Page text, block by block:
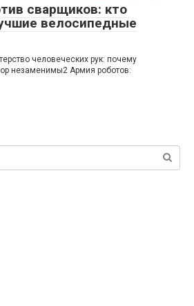
сварщиков: кто
велосипедные
человеческих рук: почему
незаменимы2 Армия роботов: